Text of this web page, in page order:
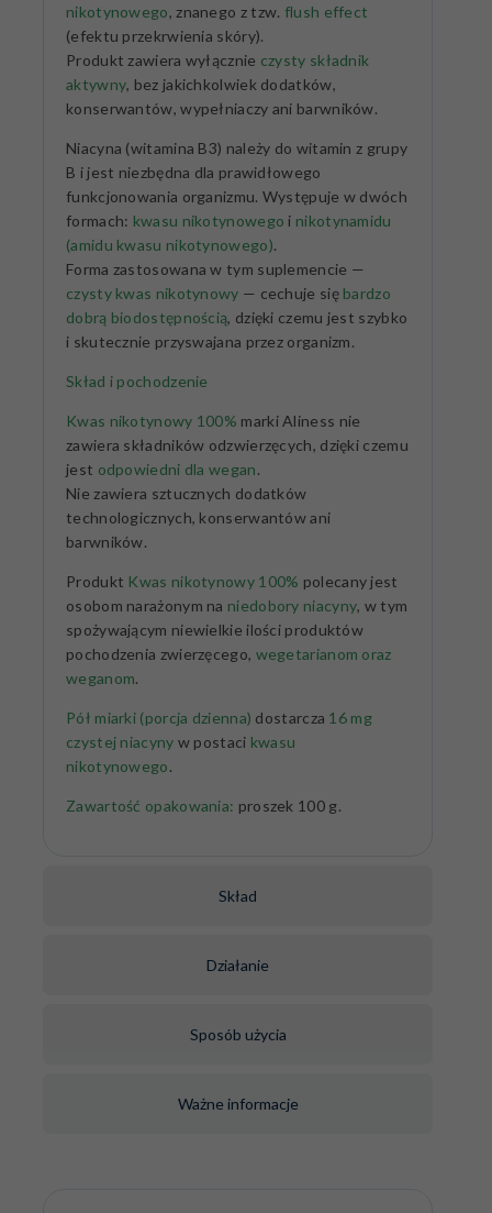
Skład
Działanie
Sposób użycia
Ważne informacje
nikotynowego, znanego z tzw. flush effect
(efektu przekrwienia skóry).
Produkt zawiera wyłącznie czysty składnik
aktywny, bez jakichkolwiek dodatków,
konserwantów, wypełniaczy ani barwników.
Niacyna (witamina B3) należy do witamin z grupy
B i jest niezbędna dla prawidłowego
funkcjonowania organizmu. Występuje w dwóch
formach: kwasu nikotynowego i nikotynamidu
(amidu kwasu nikotynowego).
Forma zastosowana w tym suplemencie —
czysty kwas nikotynowy — cechuje się bardzo
dobrą biodostępnością, dzięki czemu jest szybko
i skutecznie przyswajana przez organizm.
Skład i pochodzenie
Kwas nikotynowy 100% marki Aliness nie
zawiera składników odzwierzęcych, dzięki czemu
jest odpowiedni dla wegan.
Nie zawiera sztucznych dodatków
technologicznych, konserwantów ani
barwników.
Produkt Kwas nikotynowy 100% polecany jest
osobom narażonym na niedobory niacyny, w tym
spożywającym niewielkie ilości produktów
pochodzenia zwierzęcego, wegetarianom oraz
weganom.
Pół miarki (porcja dzienna) dostarcza 16 mg
czystej niacyny w postaci kwasu
nikotynowego.
Zawartość opakowania: proszek 100 g.